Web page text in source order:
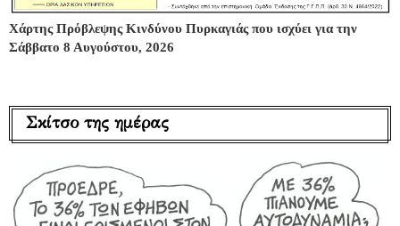
Χάρτης Πρόβλεψης Κινδύνου Πυρκαγιάς που ισχύει για την
Σάββατο 8 Αυγούστου, 2026
Σκίτσο της ημέρας